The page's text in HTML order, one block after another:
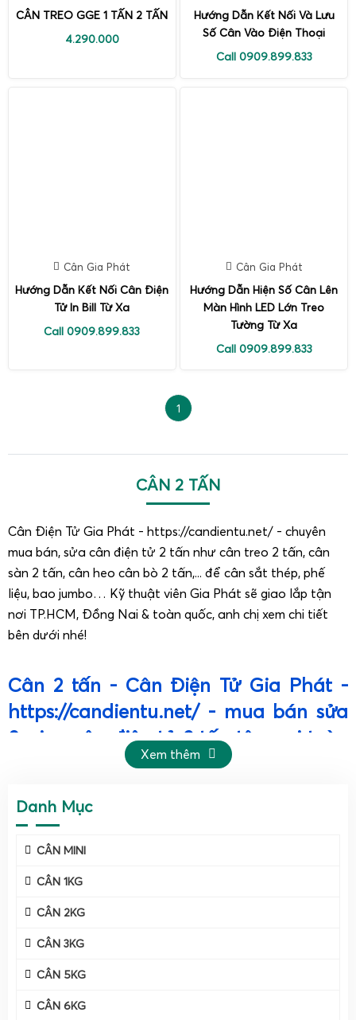
Danh Mục
CÂN MINI
CÂN 1KG
CÂN 2KG
CÂN 3KG
CÂN 5KG
CÂN 6KG
CÂN TREO GGE 1 TẤN 2 TẤN
4.290.000
Hướng Dẫn Kết Nối Và Lưu
Số Cân Vào Điện Thoại
Call 0909.899.833
Cân Gia Phát
Hướng Dẫn Kết Nối Cân Điện
Tử In Bill Từ Xa
Call 0909.899.833
Cân Gia Phát
Hướng Dẫn Hiện Số Cân Lên
Màn Hình LED Lớn Treo
Tường Từ Xa
Call 0909.899.833
1
CÂN 2 TẤN
Cân Điện Tử Gia Phát - https://candientu.net/ - chuyên
mua bán, sửa cân điện tử 2 tấn như cân treo 2 tấn, cân
sàn 2 tấn, cân heo cân bò 2 tấn,... để cân sắt thép, phế
liệu, bao jumbo… Kỹ thuật viên Gia Phát sẽ giao lắp tận
nơi TP.HCM, Đồng Nai & toàn quốc, anh chị xem chi tiết
bên dưới nhé!
Cân 2 tấn - Cân Điện Tử Gia Phát -
https://candientu.net/ - mua bán sửa
& giao cân điện tử 2 tấn tận nơi toàn
quốc, Lào & Campuchia.
Cân Điện Tử Gia Phát – công ty chuyên nghiệp về
cân điện tử 2 tấn.
Xem thêm